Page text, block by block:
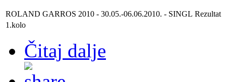
ROLAND GARROS 2010 - 30.05.-06.06.2010. - SINGL Rezultat
1.kolo
Čitaj dalje